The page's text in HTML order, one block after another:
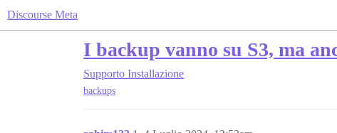
Discourse Meta
I backup vanno su S3, ma
Supporto Installazione
backups